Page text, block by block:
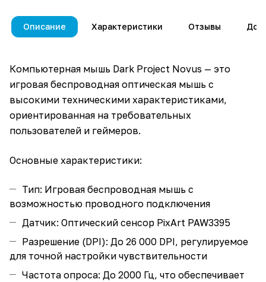
Описание Характеристики Отзывы
Компьютерная мышь Dark Project Novus — это
игровая беспроводная оптическая мышь с
высокими техническими характеристиками,
ориентированная на требовательных
пользователей и геймеров.
Основные характеристики:
Тип: Игровая беспроводная мышь с
возможностью проводного подключения
Датчик: Оптический сенсор PixArt PAW3395
Разрешение (DPI): До 26 000 DPI, регулируемое
для точной настройки чувствительности
Частота опроса: До 2000 Гц, что обеспечивает